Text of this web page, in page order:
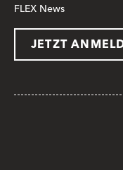
FLEX News
JETZT